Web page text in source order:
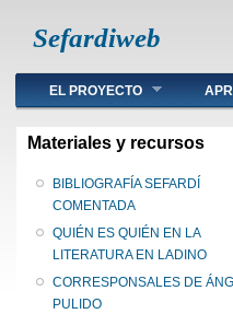
Sefardiweb
Main menu
EL PROYECTO
Materiales y recursos
BIBLIOGRAFÍA SEFARDÍ
COMENTADA
QUIÉN ES QUIÉN EN LA
LITERATURA EN LADINO
CORRESPONSALES DE
PULIDO